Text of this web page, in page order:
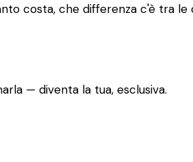
costa, che differenza c'è tra
— diventa la tua, esclusiva.